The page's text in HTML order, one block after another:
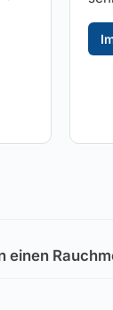
einen